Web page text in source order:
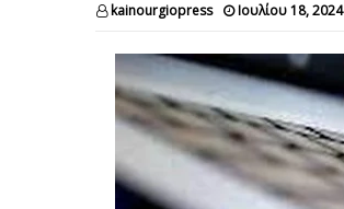
kainourgiopress Ιουλίου 18, 2024